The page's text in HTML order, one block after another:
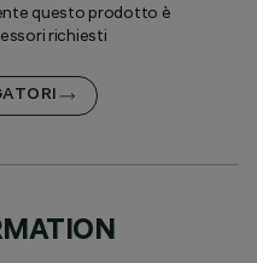
questo prodotto è
richiesti